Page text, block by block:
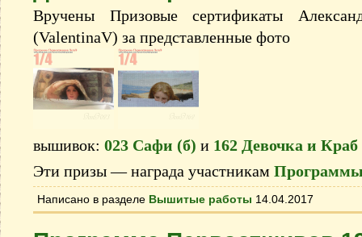
Вручены Призовые сертификаты
(ValentinaV) за представленные фото
вышивок: 023 Сафи (б) и 162 Девочка и Краб
Эти призы — награда участникам
Написано в разделе Вышитые работы 14.04.2017